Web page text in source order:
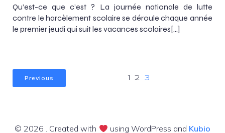
Qu’est-ce que c’est ? La journée nationale de lutte
contre le harcèlement scolaire se déroule chaque année
le premier jeudi qui suit les vacances scolaires[…]
Previous 1 2 3
© 2026 . Created with using WordPress and Kubio